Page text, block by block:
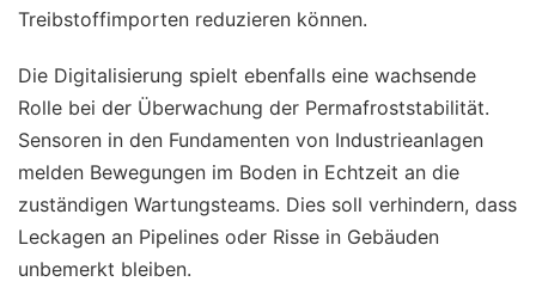
Treibstoffimporten reduzieren können.
Die Digitalisierung spielt ebenfalls eine wachsende
Rolle bei der Überwachung der Permafroststabilität.
Sensoren in den Fundamenten von Industrieanlagen
melden Bewegungen im Boden in Echtzeit an die
zuständigen Wartungsteams. Dies soll verhindern, dass
Leckagen an Pipelines oder Risse in Gebäuden
unbemerkt bleiben.